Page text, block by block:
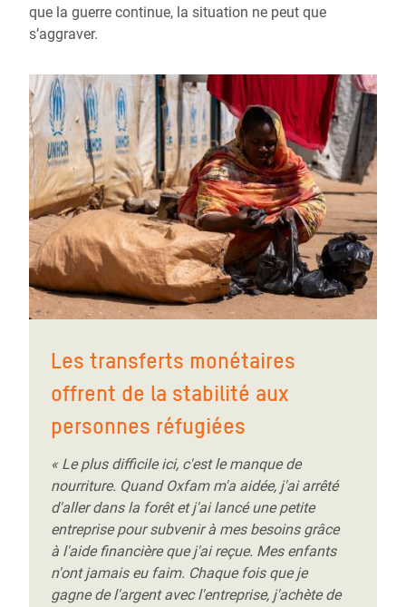
que la guerre continue, la situation ne peut que
s’aggraver.
Les transferts monétaires
offrent de la stabilité aux
personnes réfugiées
« Le plus difficile ici, c'est le manque de
nourriture. Quand Oxfam m'a aidée, j'ai arrêté
d'aller dans la forêt et j'ai lancé une petite
entreprise pour subvenir à mes besoins grâce
à l'aide financière que j'ai reçue. Mes enfants
n'ont jamais eu faim. Chaque fois que je
gagne de l'argent avec l'entreprise, j'achète de